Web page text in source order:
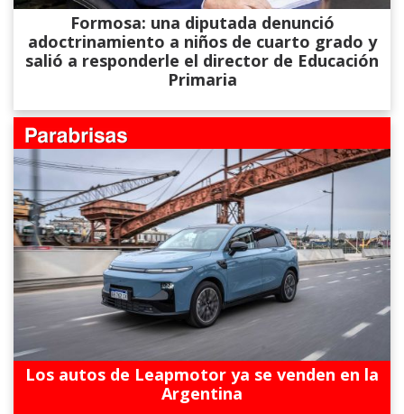
Formosa: una diputada denunció
adoctrinamiento a niños de cuarto grado y
salió a responderle el director de Educación
Primaria
Los autos de Leapmotor ya se venden en la
Argentina